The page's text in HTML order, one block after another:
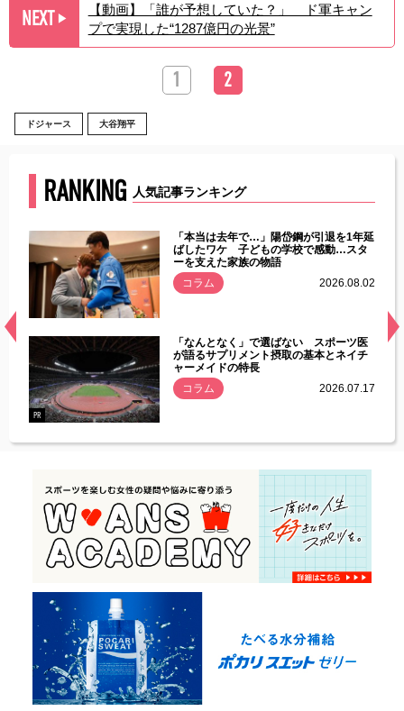
NEXT ▶︎
【動画】「誰が予想していた？」 ド軍キャン
プで実現した“1287億円の光景”
1 2
ドジャース 大谷翔平
RANKING 人気記事ランキング
常
「本当は去年で…」陽岱鋼が引退を1年延
ばしたワケ 子どもの学校で感動…スタ
ーを支えた家族の物語
コラム
2026.08.02
PR
「なんとなく」で選ばない スポーツ医
が語るサプリメント摂取の基本とネイチ
ャーメイドの特長
コラム
2026.07.17